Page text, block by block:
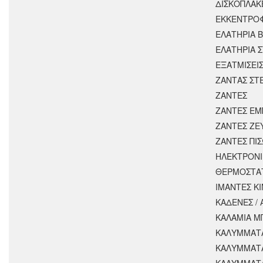
ΕΛΑΤΗΡΙΑ
ΕΛΑΤΗΡΙΑ
ΕΞΑΤΜΙΣΕΙΣ
ΖΑΝΤΑΣ
ΖΑΝΤΕΣ
ΖΑΝΤΕΣ
ΖΑΝΤΕΣ
ΖΑΝΤΕΣ
ΙΜΑΝΤΕΣ
ΚΑΔΕΝΕΣ /
ΚΑΛΑΜΙΑ